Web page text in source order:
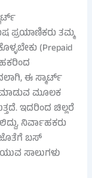
ಪ್ರಯಾಣಿಕರು ತಮ್ಮ
(Prepaid
ಈ ಸ್ಮಾರ್ಟ್
ಮಾಡುವ ಮೂಲಕ
ಇದರಿಂದ ಚಿಲ್ಲರೆ
ನಿರ್ವಾಹಕರು
ಜೊತೆಗೆ ಬಸ್
ಸಾಲುಗಳು